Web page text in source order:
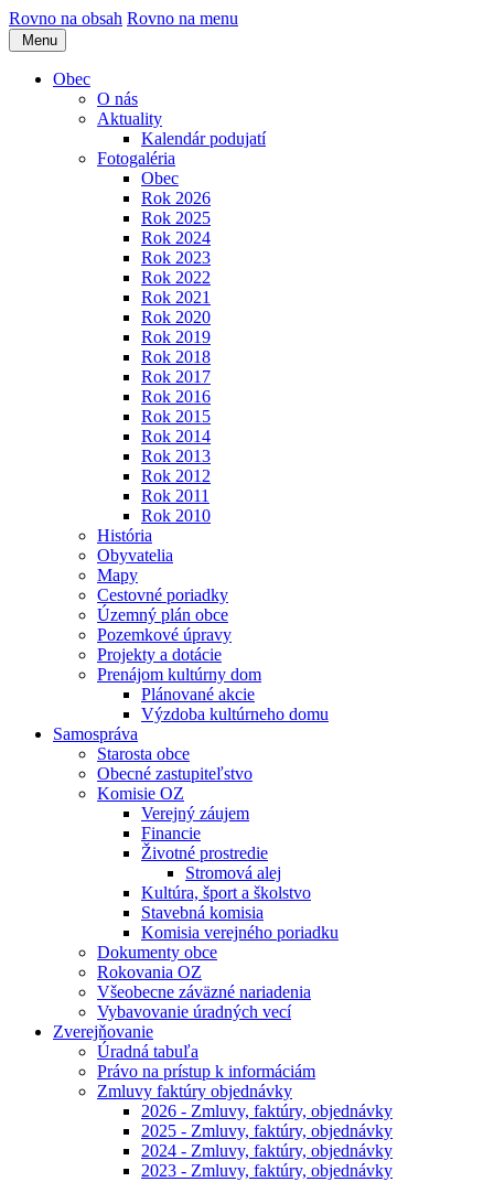
Rovno na obsah Rovno na menu
Menu
Obec
O nás
Aktuality
Kalendár podujatí
Fotogaléria
Obec
Rok 2026
Rok 2025
Rok 2024
Rok 2023
Rok 2022
Rok 2021
Rok 2020
Rok 2019
Rok 2018
Rok 2017
Rok 2016
Rok 2015
Rok 2014
Rok 2013
Rok 2012
Rok 2011
Rok 2010
História
Obyvatelia
Mapy
Cestovné poriadky
Územný plán obce
Pozemkové úpravy
Projekty a dotácie
Prenájom kultúrny dom
Plánované akcie
Výzdoba kultúrneho domu
Samospráva
Starosta obce
Obecné zastupiteľstvo
Komisie OZ
Verejný záujem
Financie
Životné prostredie
Stromová alej
Kultúra, šport a školstvo
Stavebná komisia
Komisia verejného poriadku
Dokumenty obce
Rokovania OZ
Všeobecne záväzné nariadenia
Vybavovanie úradných vecí
Zverejňovanie
Úradná tabuľa
Právo na prístup k informáciám
Zmluvy faktúry objednávky
2026 - Zmluvy, faktúry, objednávky
2025 - Zmluvy, faktúry, objednávky
2024 - Zmluvy, faktúry, objednávky
2023 - Zmluvy, faktúry, objednávky